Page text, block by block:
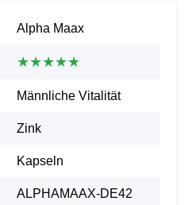
Alpha Maax
★★★★★
Männliche Vitalität
Zink
Kapseln
ALPHAMAAX-DE42